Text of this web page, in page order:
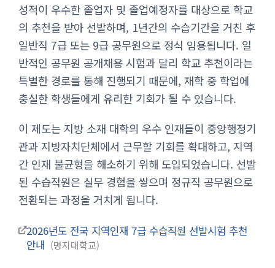
성적이 우수한 졸업자 및 졸업예정자를 대상으로 학교
의 추천을 받아 선발하며, 1년간의 수습기간을 거친 후
일반직 7급 또는 9급 공무원으로 정식 임용됩니다. 일
반적인 공무원 공개채용 시험과 달리 학교 추천이라는
특별한 경로를 통해 진행되기 때문에, 재학 중 학업에
충실한 학생들에게 유리한 기회가 될 수 있습니다.
이 제도는 지방 소재 대학의 우수 인재들이 중앙행정기
관과 지방자치단체에서 근무할 기회를 확대하고, 지역
간 인재 불균형을 해소하기 위해 도입되었습니다. 선발
된 수습직원은 실무 경험을 쌓으며 정규직 공무원으로
전환되는 과정을 거치게 됩니다.
2026년도 전국 지역인재 7급 수습직원 선발시험 추천
안내
명지대학교